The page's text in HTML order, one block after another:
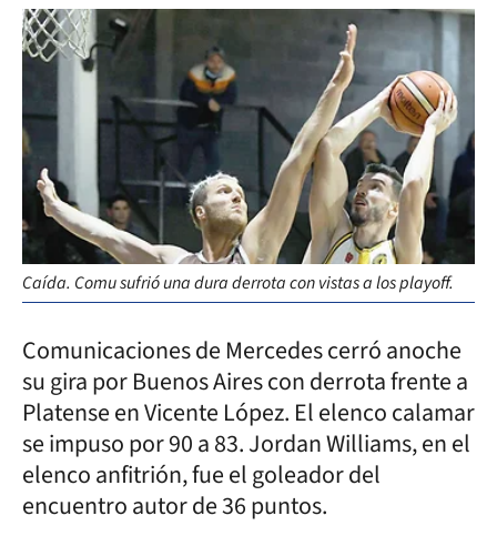
Caída. Comu sufrió una dura derrota con vistas a los playoff.
Comunicaciones de Mercedes cerró anoche
su gira por Buenos Aires con derrota frente a
Platense en Vicente López. El elenco calamar
se impuso por 90 a 83. Jordan Williams, en el
elenco anfitrión, fue el goleador del
encuentro autor de 36 puntos.